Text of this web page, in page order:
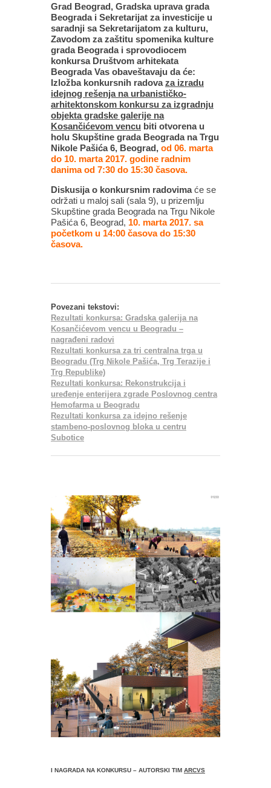
Grad Beograd, Gradska uprava grada
Beograda i Sekretarijat za investicije u
saradnji sa Sekretarijatom za kulturu,
Zavodom za zaštitu spomenika kulture
grada Beograda i sprovodiocem
konkursa Društvom arhitekata
Beograda Vas obaveštavaju da će:
Izložba konkursnih radovaza izradu
idejnog rešenja na urbanističko-
arhitektonskom konkursu za izgradnju
objekta gradske galerije na
Kosančićevom vencu biti otvorena u
holu Skupštine grada Beograda na Trgu
Nikole Pašića 6, Beograd, od 06. marta
do 10. marta 2017. godine radnim
danima od 7:30 do 15:30 časova.
Diskusija o konkursnim radovimaće se
održati u maloj sali (sala 9), u prizemlju
Skupštine grada Beograda na Trgu Nikole
Pašića 6, Beograd, 10. marta 2017. sa
početkom u 14:00 časova do 15:30
časova.
Povezani tekstovi:
Rezultati konkursa: Gradska galerija na
Kosančićevom vencu u Beogradu –
nagrađeni radovi
Rezultati konkursa za tri centralna trga u
Beogradu (Trg Nikole Pašića, Trg Terazije i
Trg Republike)
Rezultati konkursa: Rekonstrukcija i
uređenje enterijera zgrade Poslovnog centra
Hemofarma u Beogradu
Rezultati konkursa za idejno rešenje
stambeno-poslovnog bloka u centru
Subotice
I NAGRADA NA KONKURSU – AUTORSKI TIM ARCVS